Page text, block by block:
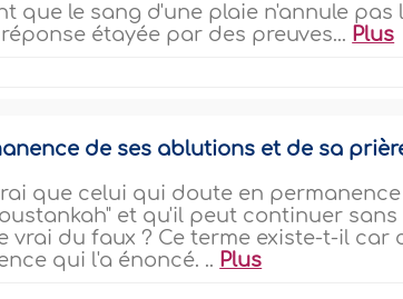
que le sang d'une plaie n'annule pas
étayée par des preuves... Plus
de ses ablutions et de sa
que celui qui doute en
et qu'il peut continuer
vrai du faux ? Ce terme existe-t-il car
qui l'a énoncé. .. Plus